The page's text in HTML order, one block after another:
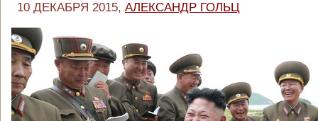
10 ДЕКАБРЯ 2015, АЛЕКСАНДР ГОЛЬЦ